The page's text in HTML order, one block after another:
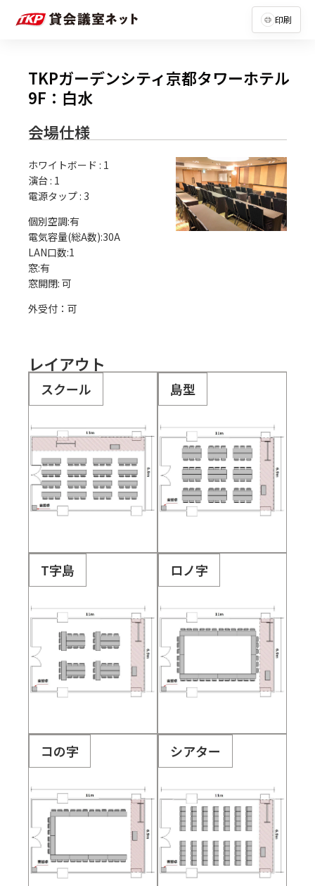
印刷
TKPガーデンシティ京都タワーホテル
9F：白水
会場仕様
ホワイトボード : 1
演台 : 1
電源タップ : 3
個別空調:有
電気容量(総A数):30A
LAN口数:1
窓:有
外受付：可
レイアウト
スクール 島型
T字島 ロノ字
コの字 シアター